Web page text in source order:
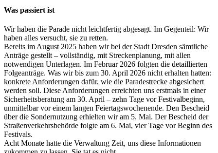
Was passiert ist
Wir haben die Parade nicht leichtfertig abgesagt. Im Gegenteil: Wir
haben alles versucht, sie zu retten.
Bereits im August 2025 haben wir bei der Stadt Dresden sämtliche
Anträge gestellt – vollständig, mit Streckenplanung, mit allen
notwendigen Unterlagen. Im Februar 2026 folgten die detaillierten
Folgeanträge. Was wir bis zum 30. April 2026 nicht erhalten hatten:
konkrete Anforderungen dafür, wie die Paradestrecke abgesichert
werden soll. Diese Anforderungen erreichten uns erstmals in einer
Sicherheitsberatung am 30. April – zehn Tage vor Festivalbeginn,
unmittelbar vor einem langen Feiertagswochenende. Den Bescheid
über die Sondernutzung erhielten wir am 5. Mai. Der Bescheid der
Straßenverkehrsbehörde folgte am 6. Mai, vier Tage vor Beginn des
Festivals.
Acht Monate hatte die Verwaltung Zeit, uns diese Informationen